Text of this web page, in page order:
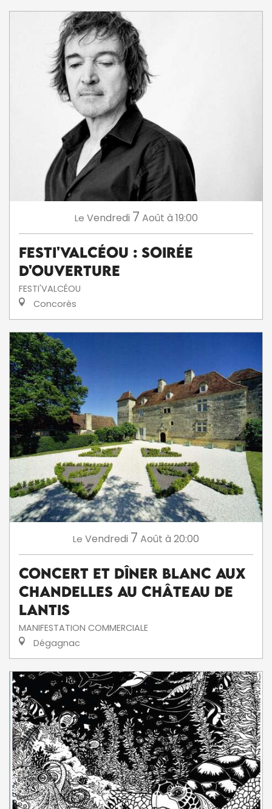
Le Vendredi 7 Août à 19:00
Festi'ValCéou : soirée
d'ouverture
FESTI'VALCÉOU
Concorès
Le Vendredi 7 Août à 20:00
Concert et dîner blanc aux
chandelles au Château de
Lantis
MANIFESTATION COMMERCIALE
Dégagnac